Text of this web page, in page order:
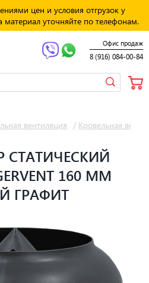
цен и условия отгрузок у
уточняйте по телефонам.
Офис продаж
8 (916) 084-00-84
вентиляция / Кровельная
СТАТИЧЕСКИЙ
160 ММ
ГРАФИТ